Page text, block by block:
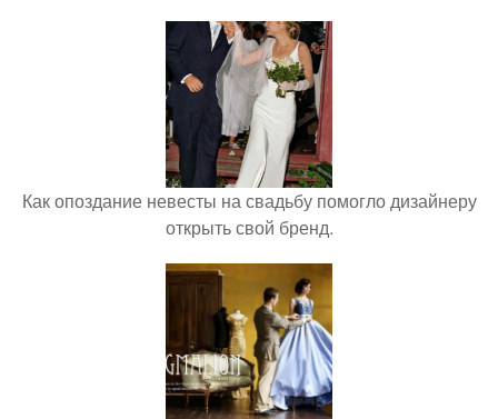
Как опоздание невесты на свадьбу помогло дизайнеру
открыть свой бренд.